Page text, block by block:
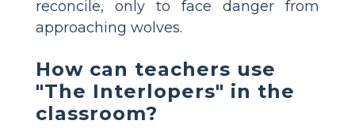
reconcile, only to face danger from
approaching wolves.
How can teachers use
"The Interlopers" in the
classroom?